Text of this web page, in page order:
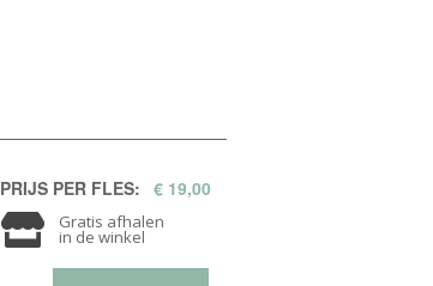
PRIJS PER FLES: € 19,00
Gratis afhalen
in de winkel